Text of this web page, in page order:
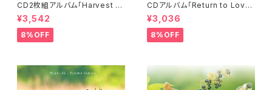
CD2枚組アルバム「Harvest M
elodies」-Peaceful Piano S
eries-／Yuusuke
¥3,542
8%OFF
CDアルバム「Return to Love」
-Peaceful Piano Series-／
Yuusuke
¥3,036
8%OFF